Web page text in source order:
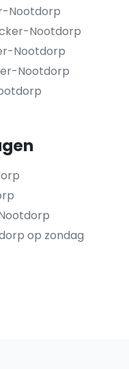
Nootdorp
Nootdorp
Nootdorp
Nootdorp
op zondag